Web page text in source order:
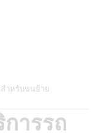
ำหรับขนย้าย
ารรถ